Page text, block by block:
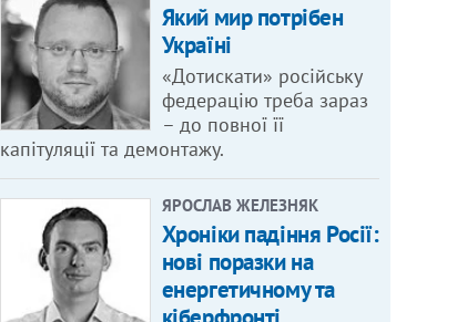
Який мир потрібен
Україні
«Дотискати» російську
федерацію треба зараз
– до повної її
капітуляції та демонтажу.
ЯРОСЛАВ ЖЕЛЕЗНЯК
Хроніки падіння Росії:
нові поразки на
енергетичному та